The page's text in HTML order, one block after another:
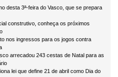
desta 3ª-feira do Vasco, que se prepara
construtivo, conheça os próximos
nos ingressos para os jogos contra
arrecadou 243 cestas de Natal para as
lei que define 21 de abril como Dia do